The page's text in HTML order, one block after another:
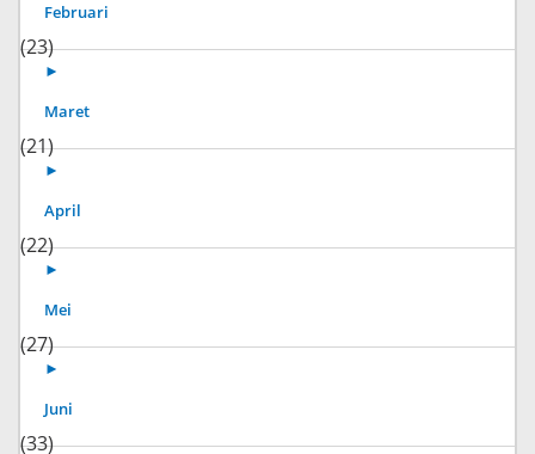
Februari
(23)
►
Maret
(21)
►
April
(22)
►
Mei
(27)
►
Juni
(33)